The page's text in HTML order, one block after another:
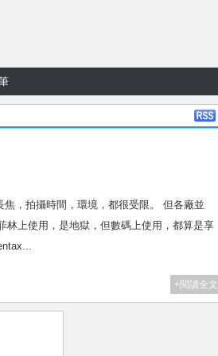
，拍攝時間，環境，都很受限。 但各廠並
林上使用，是地獄，但數碼上使用，都算是享
+閱讀全文